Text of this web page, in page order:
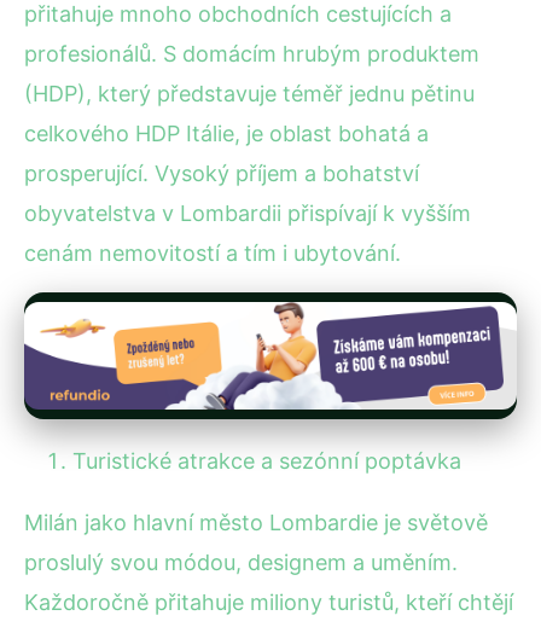
přitahuje mnoho obchodních cestujících a
profesionálů. S domácím hrubým produktem
(HDP), který představuje téměř jednu pětinu
celkového HDP Itálie, je oblast bohatá a
prosperující. Vysoký příjem a bohatství
obyvatelstva v Lombardii přispívají k vyšším
cenám nemovitostí a tím i ubytování.
Turistické atrakce a sezónní poptávka
Milán jako hlavní město Lombardie je světově
proslulý svou módou, designem a uměním.
Každoročně přitahuje miliony turistů, kteří chtějí